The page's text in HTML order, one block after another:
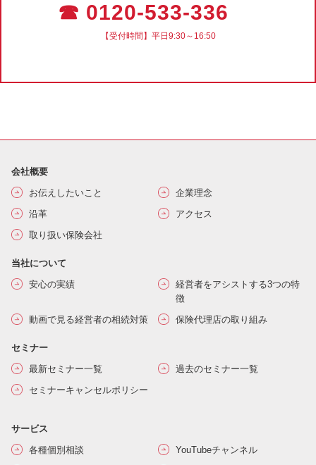
☎ 0120-533-336
【受付時間】平日9:30～16:50
会社概要
お伝えしたいこと
企業理念
沿革
アクセス
取り扱い保険会社
当社について
安心の実績
経営者をアシストする3つの特
徴
動画で見る経営者の相続対策
保険代理店の取り組み
セミナー
最新セミナー一覧
過去のセミナー一覧
セミナーキャンセルポリシー
サービス
各種個別相談
YouTubeチャンネル